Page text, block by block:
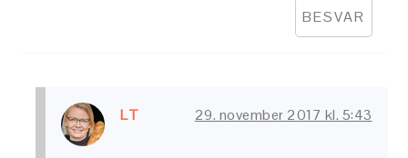
BESVAR
LT 29. november 2017 kl. 5:43